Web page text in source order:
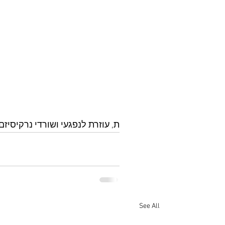
ת, עוזרת לנפגעי ושורדי
See All